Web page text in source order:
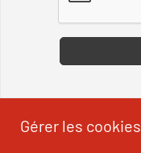
Gérer les cookies